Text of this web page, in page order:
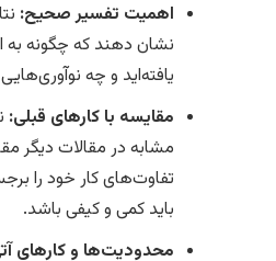
اهمیت تفسیر صحیح:
نشان دهند که چگونه
یافته‌اید و چه نوآوری‌هایی
مقایسه با کارهای قبلی:
مشابه در مقالات دیگر
تفاوت‌های کار خود را
باید کمی و کیفی باشد.
محدودیت‌ها و کارهای